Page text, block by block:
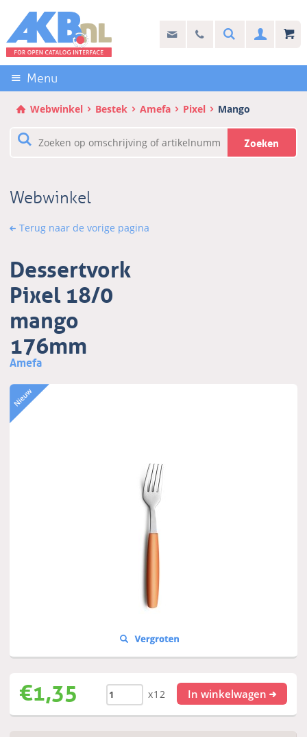
links
over
Direct
naar
de
inhoud
naar
info@akb.nl
Stel uw vraag
030 69 50 814Search
Menu
Webwinkel Bestek Amefa Pixel Mango
Zoeken
Webwinkel
Terug naar de vorige pagina
Dessertvork
Pixel 18/0
mango
176mm
Amefa
€1,35 x12 In winkelwagen